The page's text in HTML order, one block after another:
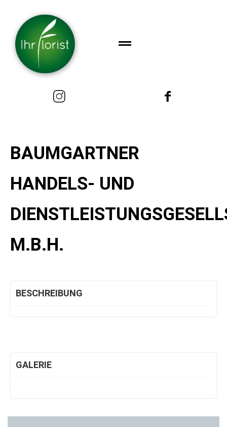
BAUMGARTNER
HANDELS- UND
M.B.H.
BESCHREIBUNG
GALERIE